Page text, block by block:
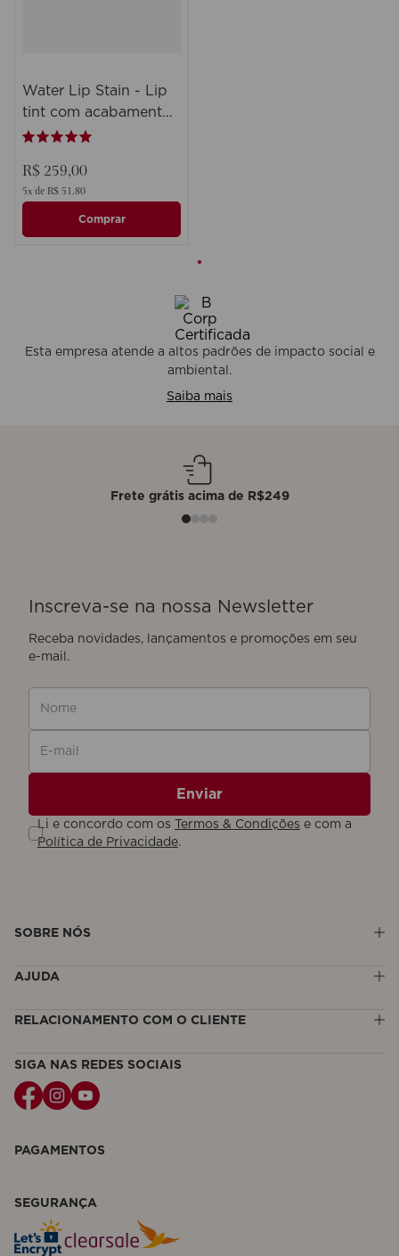
Water Lip Stain - Lip
tint com acabamento
matte, longa duração
construível
R$ 259,00
5 R$ 51,80
Comprar
Esta empresa atende a altos padrões de impacto social e
ambiental.
Saiba mais
3 amostras grátis em
Inscreva-se na nossa Newsletter
Nome
E-mail
Enviar
Li e concordo com os Termos & Condições e com a
Política de Privacidade.
SOBRE NÓS
Política de Privacidade
AJUDA
Política de Devolução
Politica de Pagamento
RELACIONAMENTO COM O CLIENTE
SAC: 0800 878 0160
sac_lojaonline@br.clarins.com
SIGA NAS REDES SOCIAIS
PAGAMENTOS
SEGURANÇA